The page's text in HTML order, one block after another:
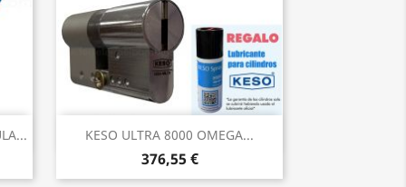
KESO ULTRA 8000 OMEGA...
376,55 €
Vista rápida